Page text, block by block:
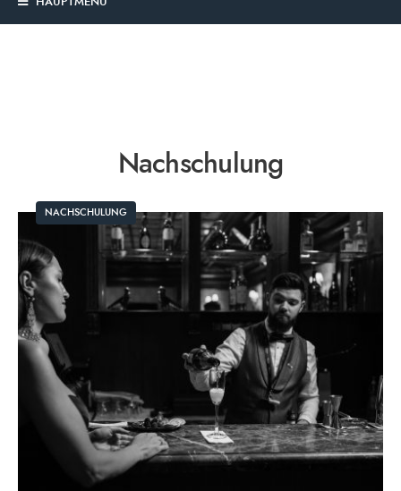
Nachschulung
NACHSCHULUNG